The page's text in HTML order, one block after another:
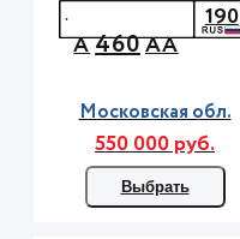
А460АА
190
Московская обл.
550 000 руб.
Выбрать